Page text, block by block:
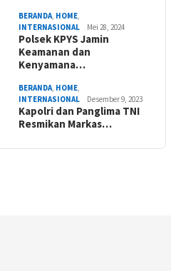
BERANDA, HOME,
INTERNASIONAL
Mei 28, 2024
Polsek KPYS Jamin
Keamanan dan
Kenyamana…
BERANDA, HOME,
INTERNASIONAL
Desember 9, 2023
Kapolri dan Panglima TNI
Resmikan Markas…